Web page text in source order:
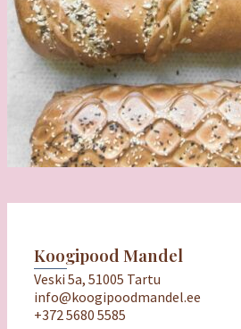
Koogipood Mandel
Veski 5a, 51005 Tartu
info@koogipoodmandel.ee
+372 5680 5585